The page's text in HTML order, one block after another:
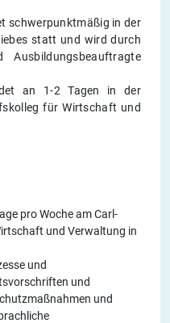
schwerpunktmäßig in der
statt und wird durch
Ausbildungsbeauftragte
an 1-2 Tagen in der
für Wirtschaft und
pro Woche am Carl-
und Verwaltung in
und
und
und